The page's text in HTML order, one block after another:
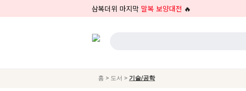
삼복더위 마지막 말복 보양대전 🔥
홈 > 도서 > 기술/공학